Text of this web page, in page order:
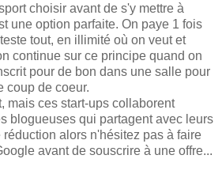
choisir avant de s'y mettre à
une option parfaite. On paye 1 fois
tout, en illimité où on veut et
continue sur ce principe quand on
pour de bon dans une salle pour
coup de coeur.
mais ces start-ups collaborent
blogueuses qui partagent avec leurs
réduction alors n'hésitez pas à faire
avant de souscrire à une offre...